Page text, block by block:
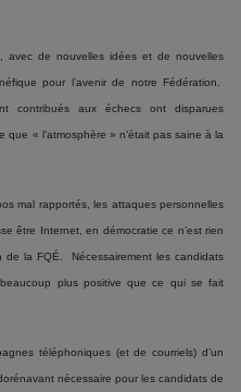
avec de nouvelles idées et de nouvelles
pour l’avenir de notre Fédération.
contribués aux échecs ont disparues
« l’atmosphère » n’était pas saine à la
mal rapportés, les attaques personnelles
être Internet, en démocratie ce n’est rien
la FQÉ. Nécessairement les candidats
plus positive que ce qui se fait
téléphoniques (et de courriels) d’un
nécessaire pour les candidats de